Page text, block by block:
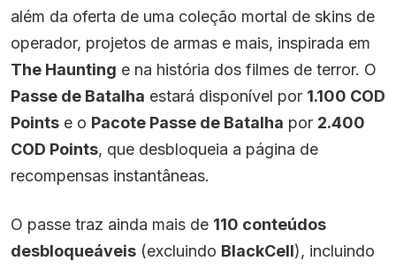
além da oferta de uma coleção mortal de skins de
operador, projetos de armas e mais, inspirada em
The Haunting e na história dos filmes de terror. O
Passe de Batalha estará disponível por 1.100 COD
Points e o Pacote Passe de Batalha por 2.400
COD Points, que desbloqueia a página de
recompensas instantâneas.
O passe traz ainda mais de 110 conteúdos
desbloqueáveis (excluindo BlackCell), incluindo